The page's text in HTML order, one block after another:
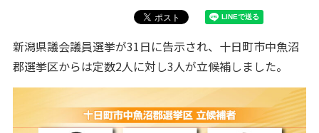
新潟県議会議員選挙が31日に告示され、十日町市中魚沼
郡選挙区からは定数2人に対し3人が立候補しました。